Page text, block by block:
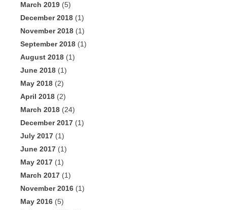
March 2019 (5)
December 2018 (1)
November 2018 (1)
September 2018 (1)
August 2018 (1)
June 2018 (1)
May 2018 (2)
April 2018 (2)
March 2018 (24)
December 2017 (1)
July 2017 (1)
June 2017 (1)
May 2017 (1)
March 2017 (1)
November 2016 (1)
May 2016 (5)